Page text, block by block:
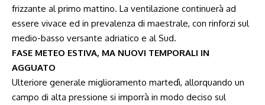
frizzante al primo mattino. La ventilazione continuerà ad
essere vivace ed in prevalenza di maestrale, con rinforzi sul
medio-basso versante adriatico e al Sud.
FASE METEO ESTIVA, MA NUOVI TEMPORALI IN
AGGUATO
Ulteriore generale miglioramento martedì, allorquando un
campo di alta pressione si imporrà in modo deciso sul